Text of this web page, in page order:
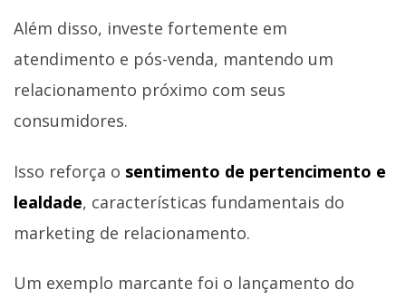
Além disso, investe fortemente em
atendimento e pós-venda, mantendo um
relacionamento próximo com seus
consumidores.
Isso reforça o sentimento de pertencimento e
lealdade, características fundamentais do
marketing de relacionamento.
Um exemplo marcante foi o lançamento do